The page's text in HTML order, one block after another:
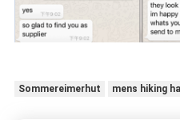
Sommereimerhut mens hiking